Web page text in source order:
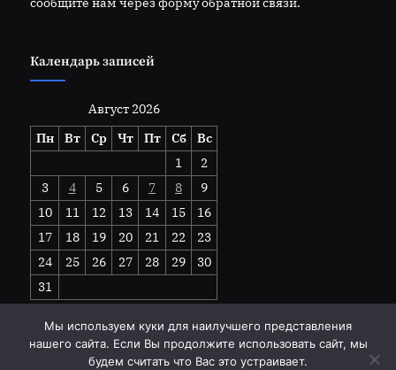
Календарь записей
Август 2026
Пн
Вт Ср Чт Пт Сб
Вс
1
2
3
4 5 6 7 8
9
10
11 12 13 14 15
16
17
18 19 20 21 22
23
24
25 26 27 28 29
30
31
Мы используем куки для наилучшего представления
нашего сайта. Если Вы продолжите использовать сайт, мы
будем считать что Вас это устраивает.